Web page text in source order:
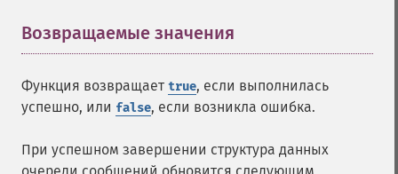
Возвращаемые значения
Функция возвращает true, если выполнилась
успешно, или false, если возникла ошибка.
При успешном завершении структура данных